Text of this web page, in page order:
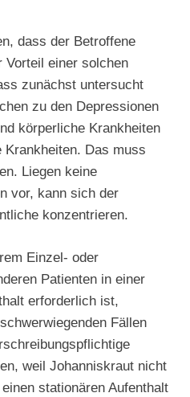
dass der Betroffene
Vorteil einer solchen
zunächst untersucht
zu den Depressionen
körperliche Krankheiten
Das muss
Liegen keine
vor, kann sich der
konzentrieren.
Einzel- oder
Patienten in einer
erforderlich ist,
Fällen
weil Johanniskraut nicht
stationären Aufenthalt